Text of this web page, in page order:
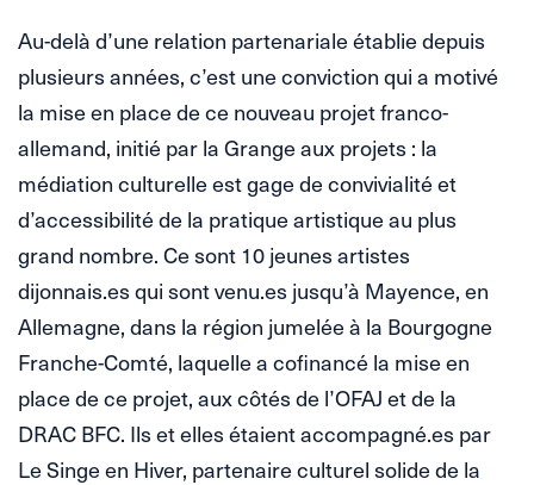
Au-delà d’une relation partenariale établie depuis
plusieurs années, c’est une conviction qui a motivé
la mise en place de ce nouveau projet franco-
allemand, initié par la Grange aux projets : la
médiation culturelle est gage de convivialité et
d’accessibilité de la pratique artistique au plus
grand nombre. Ce sont 10 jeunes artistes
dijonnais.es qui sont venu.es jusqu’à Mayence, en
Allemagne, dans la région jumelée à la Bourgogne
Franche-Comté, laquelle a cofinancé la mise en
place de ce projet, aux côtés de l’OFAJ et de la
DRAC BFC. Ils et elles étaient accompagné.es par
Le Singe en Hiver, partenaire culturel solide de la